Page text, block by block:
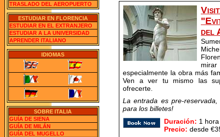
TRASLADO DEL AEROPUERTO
ESTUDIAR EN FLORENCIA
ESTUDIAR EN EL EXTRANJERO
ESTUDIAR A LA UNIVERSIDAD
APRENDER ITALIANO
IDIOMAS
SOBRE ITALIA
GUÍA DE SIENA
GUÍA DE MILÁN
GUÍA DEL MUGELLO
del
especialmente la obra más
Ven a ver tu mismo las
ofrecerte.
La entrada es pre-
para los billetes!
Duración: 1
Precio: desde